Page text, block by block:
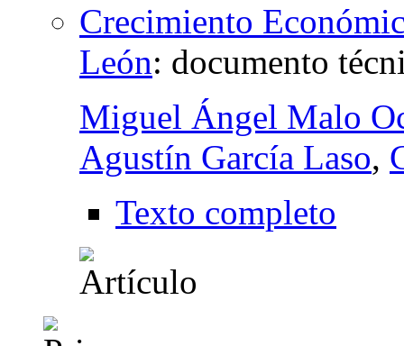
Crecimiento
León: documento
Miguel Ángel Malo
Agustín García Laso,
Texto completo